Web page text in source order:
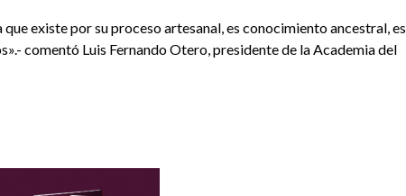
existe por su proceso artesanal, es conocimiento ancestral, es
comentó Luis Fernando Otero, presidente de la Academia del